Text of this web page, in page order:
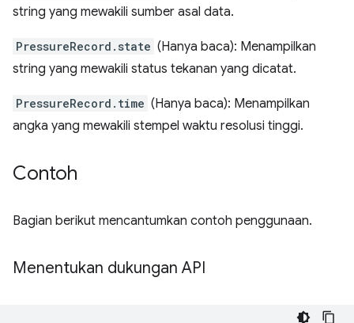
string yang mewakili sumber asal data.
PressureRecord.state (Hanya baca): Menampilkan
string yang mewakili status tekanan yang dicatat.
PressureRecord.time (Hanya baca): Menampilkan
angka yang mewakili stempel waktu resolusi tinggi.
Contoh
Bagian berikut mencantumkan contoh penggunaan.
Menentukan dukungan API